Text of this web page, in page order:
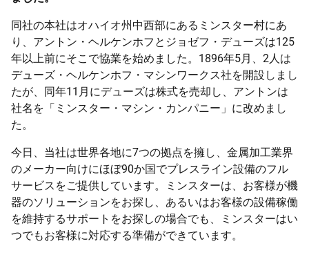
同社の本社はオハイオ州中西部にあるミンスター村にあ
り、アントン・ヘルケンホフとジョゼフ・デューズは125
年以上前にそこで協業を始めました。1896年5月、2人は
デューズ・ヘルケンホフ・マシンワークス社を開設しまし
たが、同年11月にデューズは株式を売却し、アントンは
社名を「ミンスター・マシン・カンパニー」に改めまし
た。
今日、当社は世界各地に7つの拠点を擁し、金属加工業界
のメーカー向けにほぼ90か国でプレスライン設備のフル
サービスをご提供しています。ミンスターは、お客様が機
器のソリューションをお探し、あるいはお客様の設備稼働
を維持するサポートをお探しの場合でも、ミンスターはい
つでもお客様に対応する準備ができています。